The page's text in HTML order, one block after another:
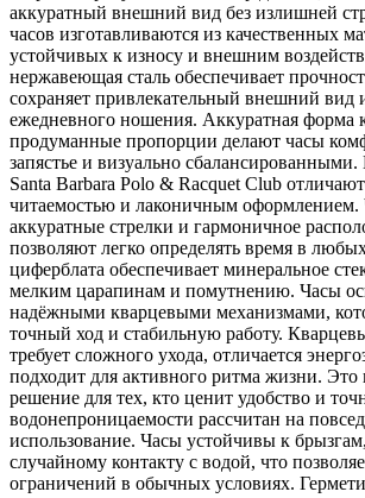
аккуратный внешний вид без излишней
часов изготавливаются из качественных
устойчивых к износу и внешним
нержавеющая сталь обеспечивает
сохраняет привлекательный внешний вид
ежедневного ношения. Аккуратная форма
продуманные пропорции делают часы
запястье и визуально
Santa Barbara Polo & Racquet Club
читаемостью и лаконичным оформлением.
аккуратные стрелки и гармоничное
позволяют легко определять время в
циферблата обеспечивает минеральное
мелким царапинам и помутнению. Часы
надёжными кварцевыми механизмами,
точный ход и стабильную работу.
требует сложного ухода, отличается
подходит для активного ритма жизни. Это
решение для тех, кто ценит удобство и
водонепроницаемости рассчитан на
использование. Часы устойчивы к
случайному контакту с водой, что
ограничений в обычных условиях.